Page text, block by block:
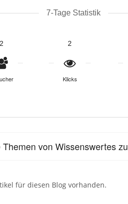
7-Tage Statistik
2 2
Klicks
Themen von Wissenswertes
für diesen Blog vorhanden.